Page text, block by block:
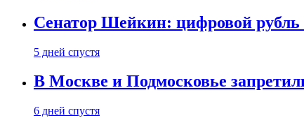
Сенатор Шейкин: цифровой рубль
5 дней спустя
В Москве и Подмосковье
6 дней спустя